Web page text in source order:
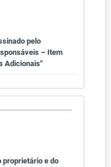
pelo
– Item
Adicionais"
proprietário e do